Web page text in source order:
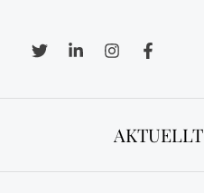
innehåll
AKTUELLT